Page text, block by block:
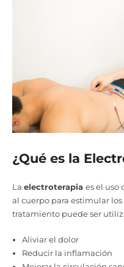
¿Qué es la
La electroterapia es el uso
al cuerpo para estimular los
tratamiento puede ser
Aliviar el dolor
Reducir la inflamación